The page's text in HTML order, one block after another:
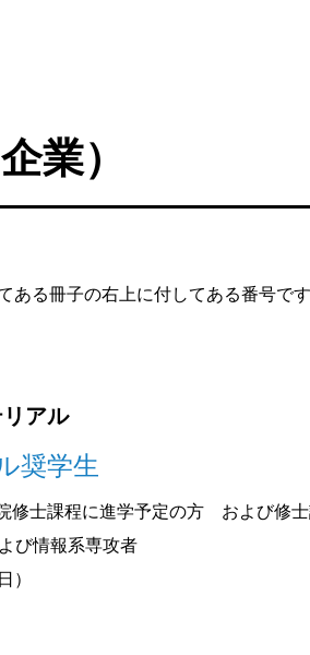
業）
ある冊子の右上に付してある番号です
アル
奨学生
修士課程に進学予定の方 および修
び情報系専攻者
）